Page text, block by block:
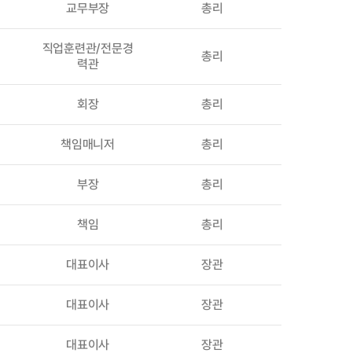
교무부장 총리
직업훈련관/전문경
력관
총리
회장 총리
책임매니저 총리
부장 총리
책임 총리
대표이사 장관
대표이사 장관
대표이사 장관